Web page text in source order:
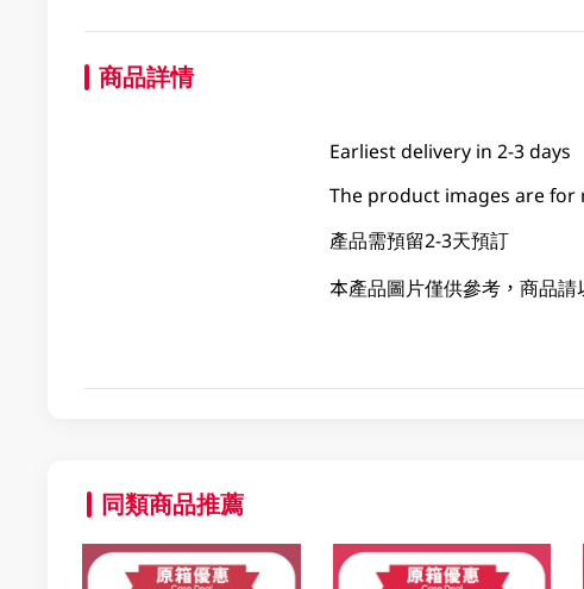
商品詳情
Earliest delivery in 2-3 days
The product images are for
產品需預留2-3天預訂
本產品圖片僅供參考，商品請
同類商品推薦